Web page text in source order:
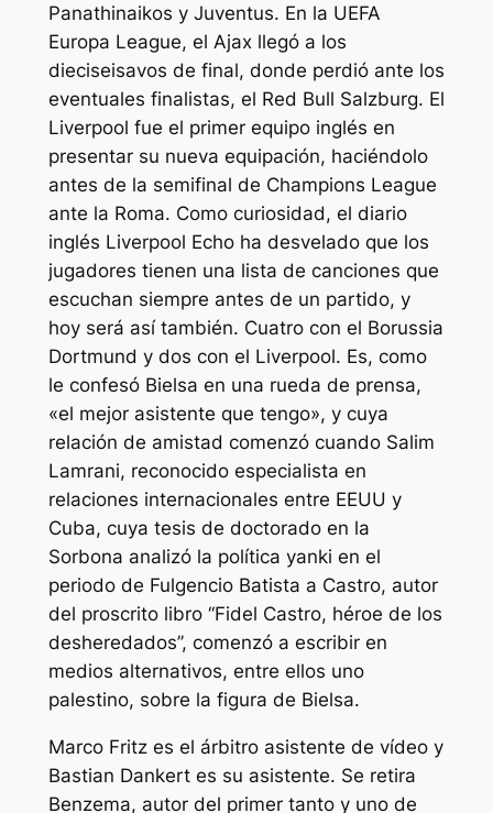
Panathinaikos y Juventus. En la UEFA
Europa League, el Ajax llegó a los
dieciseisavos de final, donde perdió ante los
eventuales finalistas, el Red Bull Salzburg. El
Liverpool fue el primer equipo inglés en
presentar su nueva equipación, haciéndolo
antes de la semifinal de Champions League
ante la Roma. Como curiosidad, el diario
inglés Liverpool Echo ha desvelado que los
jugadores tienen una lista de canciones que
escuchan siempre antes de un partido, y
hoy será así también. Cuatro con el Borussia
Dortmund y dos con el Liverpool. Es, como
le confesó Bielsa en una rueda de prensa,
«el mejor asistente que tengo», y cuya
relación de amistad comenzó cuando Salim
Lamrani, reconocido especialista en
relaciones internacionales entre EEUU y
Cuba, cuya tesis de doctorado en la
Sorbona analizó la política yanki en el
periodo de Fulgencio Batista a Castro, autor
del proscrito libro ‘‘Fidel Castro, héroe de los
desheredados’’, comenzó a escribir en
medios alternativos, entre ellos uno
palestino, sobre la figura de Bielsa.
Marco Fritz es el árbitro asistente de vídeo y
Bastian Dankert es su asistente. Se retira
Benzema, autor del primer tanto y uno de